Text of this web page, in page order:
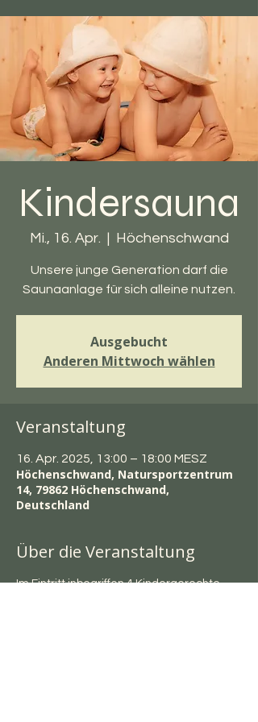
Kindersauna
Mi., 16. Apr.
  |
Höchenschwand
Unsere junge Generation darf die
Saunaanlage für sich alleine nutzen.
Ausgebucht
Anderen Mittwoch wählen
Veranstaltung
16. Apr. 2025, 13:00 – 18:00 MESZ
Höchenschwand, Natursportzentrum
14, 79862 Höchenschwand,
Deutschland
Über die Veranstaltung
Im Eintritt inbegriffen 4 Kindergerechte